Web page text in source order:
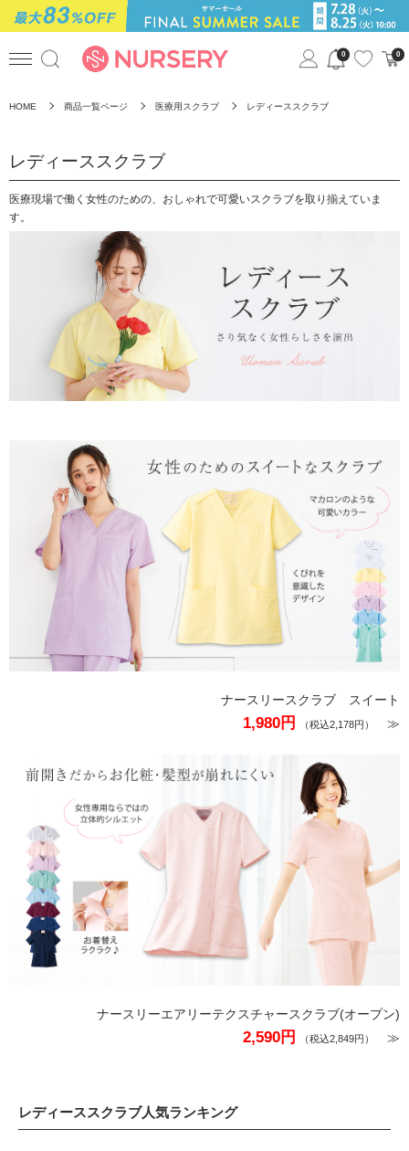
0 0
HOME 商品一覧ページ 医療用スクラブ レディーススクラブ
レディーススクラブ
医療現場で働く女性のための、おしゃれで可愛いスクラブを取り揃えていま
す。
ナースリースクラブ スイート
1,980円 （税込2,178円） ≫
ナースリーエアリーテクスチャースクラブ(オープン)
2,590円 （税込2,849円） ≫
レディーススクラブ人気ランキング